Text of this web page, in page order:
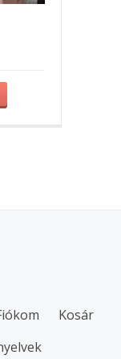
Kosár